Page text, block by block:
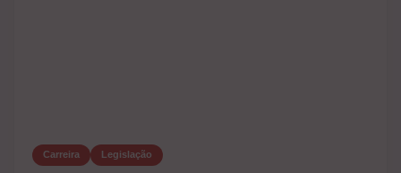
Carreira Legislação